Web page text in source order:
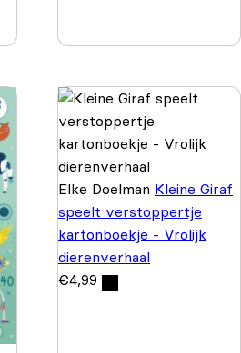
Elke Doelman Kleine Giraf
speelt verstoppertje
kartonboekje - Vrolijk
dierenverhaal
€4,99